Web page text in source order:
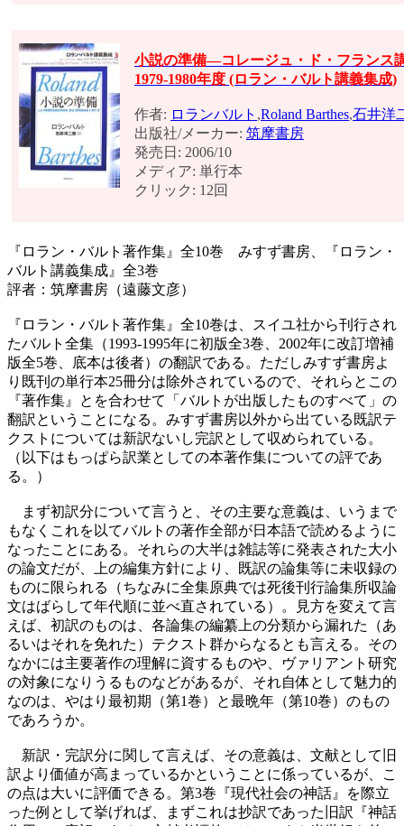
小説の準備―コレージュ・ド・フランス
1979‐1980年度 (ロラン・バルト講義集成)
作者: ロランバルト ,Roland Barthes,石井洋
出版社/メーカー: 筑摩書房
発売日: 2006/10
メディア: 単行本
クリック: 12回
『ロラン・バルト著作集』全10巻 みすず書房、『ロラン・
バルト講義集成』全3巻
評者：筑摩書房（遠藤文彦）
『ロラン・バルト著作集』全10巻は、スイユ社から刊行され
たバルト全集（1993-1995年に初版全3巻、2002年に改訂増補
版全5巻、底本は後者）の翻訳である。ただしみすず書房よ
り既刊の単行本25冊分は除外されているので、それらとこの
『著作集』とを合わせて「バルトが出版したものすべて」の
翻訳ということになる。みすず書房以外から出ている既訳テ
クストについては新訳ないし完訳として収められている。
（以下はもっぱら訳業としての本著作集についての評であ
る。）
まず初訳分について言うと、その主要な意義は、いうまで
もなくこれを以てバルトの著作全部が日本語で読めるように
なったことにある。それらの大半は雑誌等に発表された大小
の論文だが、上の編集方針により、既訳の論集等に未収録の
ものに限られる（ちなみに全集原典では死後刊行論集所収論
文はばらして年代順に並べ直されている）。見方を変えて言
えば、初訳のものは、各論集の編纂上の分類から漏れた（あ
るいはそれを免れた）テクスト群からなるとも言える。その
なかには主要著作の理解に資するものや、ヴァリアント研究
の対象になりうるものなどがあるが、それ自体として魅力的
なのは、やはり最初期（第1巻）と最晩年（第10巻）のもの
であろうか。
新訳・完訳分に関して言えば、その意義は、文献として旧
訳より価値が高まっているかということに係っているが、こ
の点は大いに評価できる。第3巻『現代社会の神話』を際立
った例として挙げれば、まずこれは抄訳であった旧訳『神話